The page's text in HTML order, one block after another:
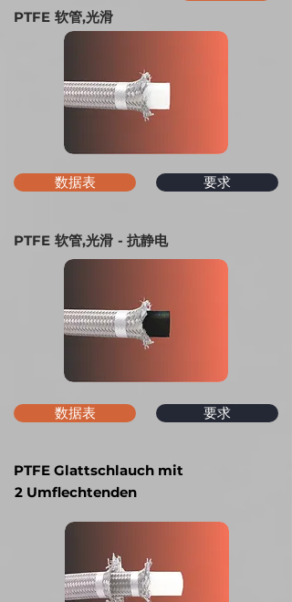
PTFE 软管,光滑
数据表 要求
PTFE 软管,光滑 - 抗静电
数据表 要求
PTFE Glattschlauch mit
2 Umflechtenden